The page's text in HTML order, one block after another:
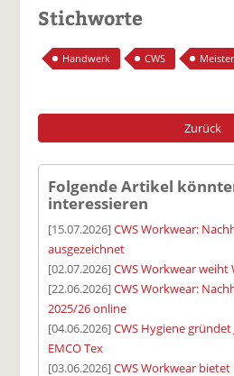
Stichworte
Handwerk CWS
Zurück
Folgende Artikel
interessieren
[15.07.2026]CWS Workwear:
ausgezeichnet
[02.07.2026]CWS Workwear weiht
[22.06.2026]CWS Workwear:
2025/26 online
[04.06.2026]CWS Hygiene
EMCO Tex
[03.06.2026]CWS Workwear bietet